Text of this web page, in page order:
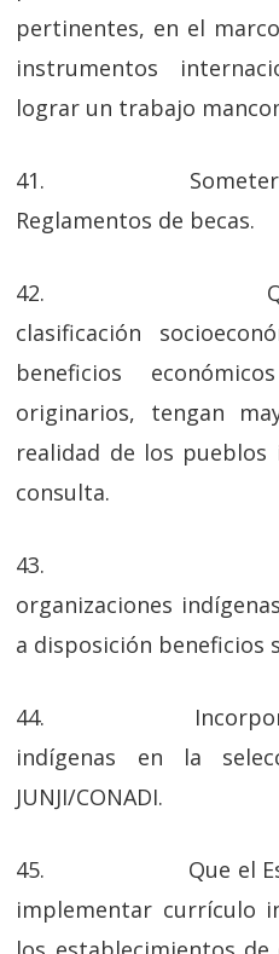
pertinentes, en el
instrumentos
lograr un trabajo
41. Someter a
Reglamentos de becas.
42. Que los
clasificación
beneficios
originarios, tengan
realidad de los
consulta.
43. Dar
organizaciones
a disposición beneficios
44. Incorporar a
indígenas en la
JUNJI/CONADI.
45. Que el Estado
implementar currículo